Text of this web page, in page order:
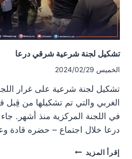
تشكيل لجنة شرعية شرقي درعا
الخميس 2024/02/29
تشكيل لجنة شرعية على غرار
الغربي والتي تم تشكيلها من قِبل
في اللجنة المركزية منذ أشهر.
درعا خلال اجتماع – حضره قادة
إقرأ المزيد تشكيل